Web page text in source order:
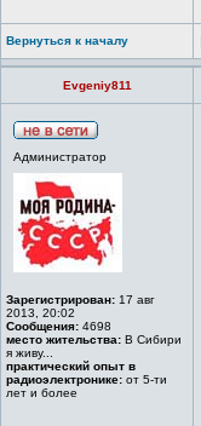
Вернуться к началу
Evgeniy811
Администратор
Зарегистрирован: 17 авг
2013, 20:02
Сообщения: 4698
место жительства: В Сибири
я живу...
практический опыт в
радиоэлектронике: от 5-ти
лет и более